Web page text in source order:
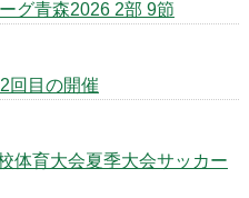
グ青森2026 2部 9節
回目の開催
体育大会夏季大会サッカー